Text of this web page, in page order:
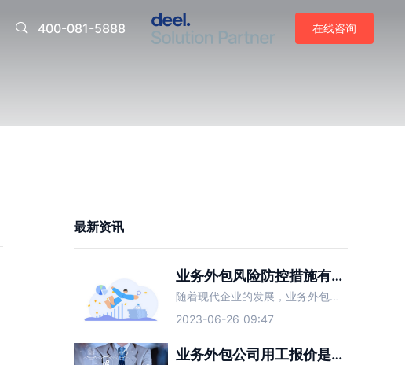
 400-081-5888 在线咨询
最新资讯
业务外包风险防控措施有哪些？
随着现代企业的发展，业务外包渐渐成为了越来越多企业降低成本、提高效率的重要手段。然而，业务外包虽然给企业带来了不小的好处，但其也存在着一定的风险，如果不加以防范，可能会给企业带来不良影响。因此，企业在
2023-06-26 09:47
业务外包公司用工报价是多少？